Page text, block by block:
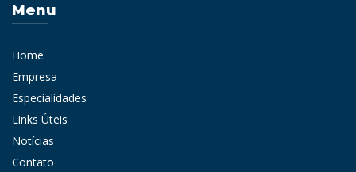
Menu
Home
Empresa
Especialidades
Links Úteis
Notícias
Contato